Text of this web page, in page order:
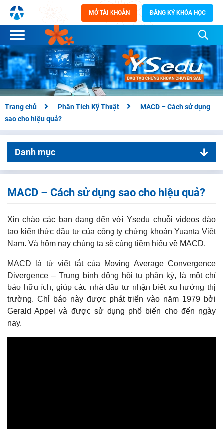
MỞ TÀI KHOẢN ĐĂNG KÝ KHÓA HỌC
Trang chủ Phân Tích Kỹ Thuật
MACD – Cách sử dụng
sao cho hiệu quả?
Danh mục
01. Phân Tích Kỹ Thuật
Bài 1: Giới thiệu về Phân Tích Kỹ Thuật và Công Cụ Ứng
Dụng
Bài 2: Lý thuyết Dow
Bài 3: Công cụ Ứng dụng thông dụng cho Phân Tích Kỹ
Thuật
Bài 4: Các loại Đồ Thị Cơ Bản và Biểu Đồ Nến
Bài 5.1: Đồ thị hình Nến – Các mẫu hình Nến
Bài 5.2: Đồ thị hình Nến – Các mẫu hình Nến (tt)
Bài 6: Các Công cụ Phân Tích Kỹ Thuật
Bài 7.1: Mô hình Giá Cơ Bản
MACD – Cách sử dụng sao cho hiệu quả?
Xin chào các bạn đang đến với Ysedu chuỗi videos đào
tạo kiến thức đầu tư của công ty chứng khoán Yuanta Việt
Nam. Và hôm nay chúng ta sẽ cùng tiềm hiểu về MACD.
MACD là từ viết tắt của Moving Average Convergence
Divergence – Trung bình động hội tụ phân kỳ, là một chỉ
báo hữu ích, giúp các nhà đầu tư nhận biết xu hướng thị
trường. Chỉ báo này được phát triển vào năm 1979 bởi
Gerald Appel và được sử dụng phổ biến cho đến ngày
nay.